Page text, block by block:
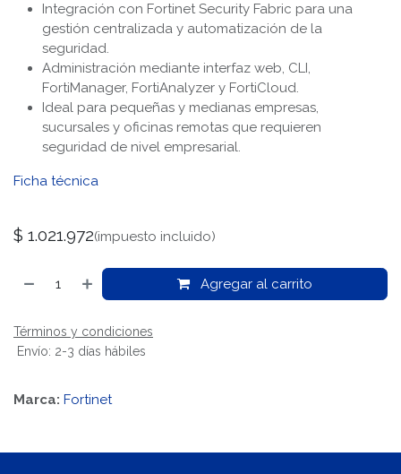
Integración con Fortinet Security Fabric para una
gestión centralizada y automatización de la
seguridad.
Administración mediante interfaz web, CLI,
FortiManager, FortiAnalyzer y FortiCloud.
Ideal para pequeñas y medianas empresas,
sucursales y oficinas remotas que requieren
seguridad de nivel empresarial.
Ficha técnica
$ 1.021.972(impuesto incluido)
Agregar al carrito
Términos y condiciones
Envío: 2-3 días hábiles
Marca: Fortinet